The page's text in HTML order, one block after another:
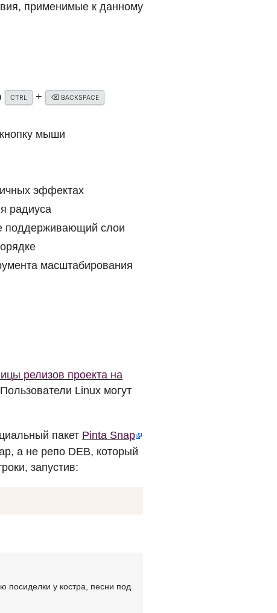
применимые к данному
CTRL + ⌫ BACKSPACE
мыши
эффектах
радиуса
поддерживающий слои
масштабирования
релизов проекта на
Linux могут
пакет Pinta Snap
а не репо DEB, который
запустив:
у костра, песни под